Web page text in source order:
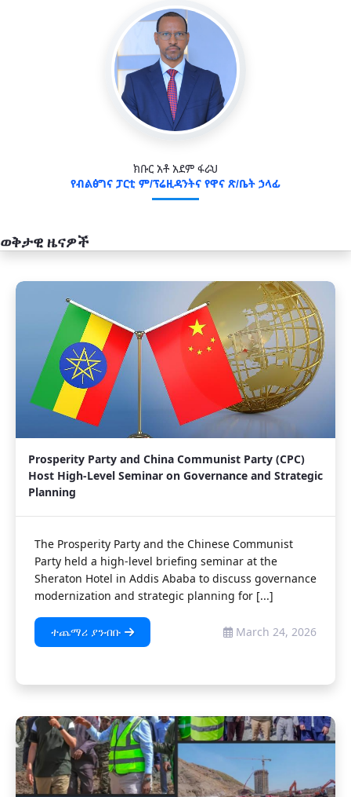
ክቡር አቶ አደም ፋራህ
የብልፅግና ፓርቲ ም/ፕሬዚዳንትና የዋና ጽ/ቤት ኃላፊ
ወቅታዊ ዜናዎች
አዲስ
Prosperity Party and China Communist Party (CPC)
Host High-Level Seminar on Governance and Strategic
Planning
The Prosperity Party and the Chinese Communist
Party held a high-level briefing seminar at the
Sheraton Hotel in Addis Ababa to discuss governance
modernization and strategic planning for [...]
ተጨማሪ ያንብቡ March 24, 2026